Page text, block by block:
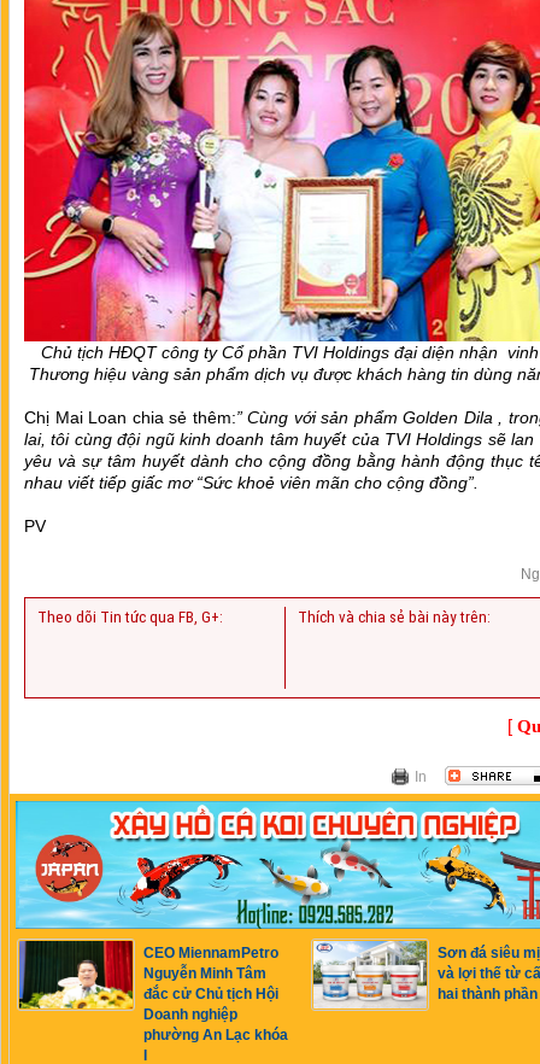
Chủ tịch HĐQT công ty Cổ phần TVI Holdings đại diện nhận
Thương hiệu vàng sản phẩm dịch vụ được khách hàng tin dùng
Chị Mai Loan chia sẻ thêm:” Cùng với sản phẩm Golden Dila ,
lai, tôi cùng đội ngũ kinh doanh tâm huyết của TVI Holdings sẽ lan
yêu và sự tâm huyết dành cho cộng đồng bằng hành động thục
nhau viết tiếp giấc mơ “Sức khoẻ viên mãn cho cộng đồng”.
PV
Theo dõi Tin tức qua FB, G+: Thích và chia sẻ bài này trên:
[
In
CEO MiennamPetro
Nguyễn Minh Tâm
đắc cử Chủ tịch Hội
Doanh nghiệp
phường An Lạc khóa
Sơn đá siêu
và lợi thế từ
hai thành phần